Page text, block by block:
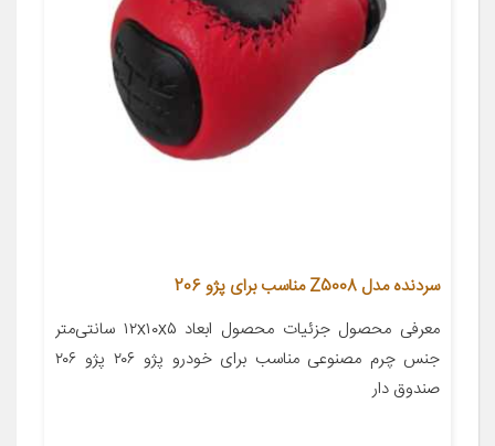
سردنده مدل Z5008 مناسب برای پژو 206
معرفی محصول جزئیات محصول ابعاد ۱۲x۱۰x۵ سانتی‌متر
جنس چرم مصنوعی مناسب برای خودرو پژو ۲۰۶ پژو ۲۰۶
صندوق دار